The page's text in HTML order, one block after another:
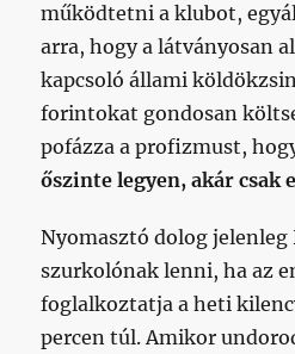
működtetni a klubot,
arra, hogy a látványosan
kapcsoló állami
forintokat gondosan
pofázza a profizmust,
őszinte legyen, akár csak
Nyomasztó dolog
szurkolónak lenni, ha az
foglalkoztatja a heti
percen túl. Amikor